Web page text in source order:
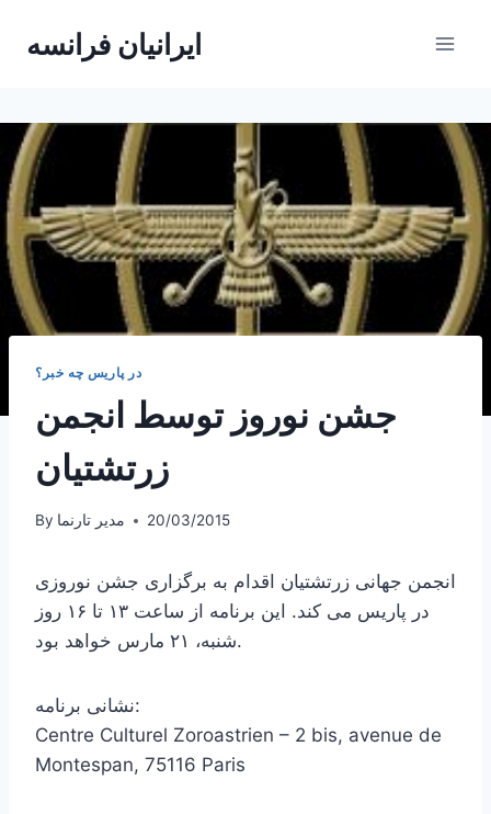
ایرانیان فرانسه
در پاریس چه خبر؟
جشن نوروز توسط انجمن
زرتشتیان
By مدیر تارنما 20/03/2015
انجمن جهانی زرتشتیان اقدام به برگزاری جشن نوروزی
در پاریس می کند. این برنامه از ساعت ۱۳ تا ۱۶ روز
شنبه، ۲۱ مارس خواهد بود.
نشانی برنامه:
Centre Culturel Zoroastrien – 2 bis, avenue de
Montespan, 75116 Paris